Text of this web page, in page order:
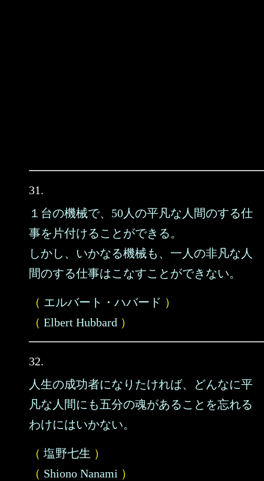
31.
１台の機械で、50人の平凡な人間のする仕
事を片付けることができる。
しかし、いかなる機械も、一人の非凡な人
間のする仕事はこなすことができない。
（ エルバート・ハバード ）
（ Elbert Hubbard ）
32.
人生の成功者になりたければ、どんなに平
凡な人間にも五分の魂があることを忘れる
わけにはいかない。
（ 塩野七生 ）
（ Shiono Nanami ）